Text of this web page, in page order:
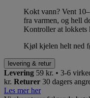
Kokt vann? Vent
fra varmen, og hell
Kontroller at lokkets
Kjøl kjelen helt ned
levering & retur
Levering 59 kr. • 3-6
kr. Returer 30 dagers
Les mer her